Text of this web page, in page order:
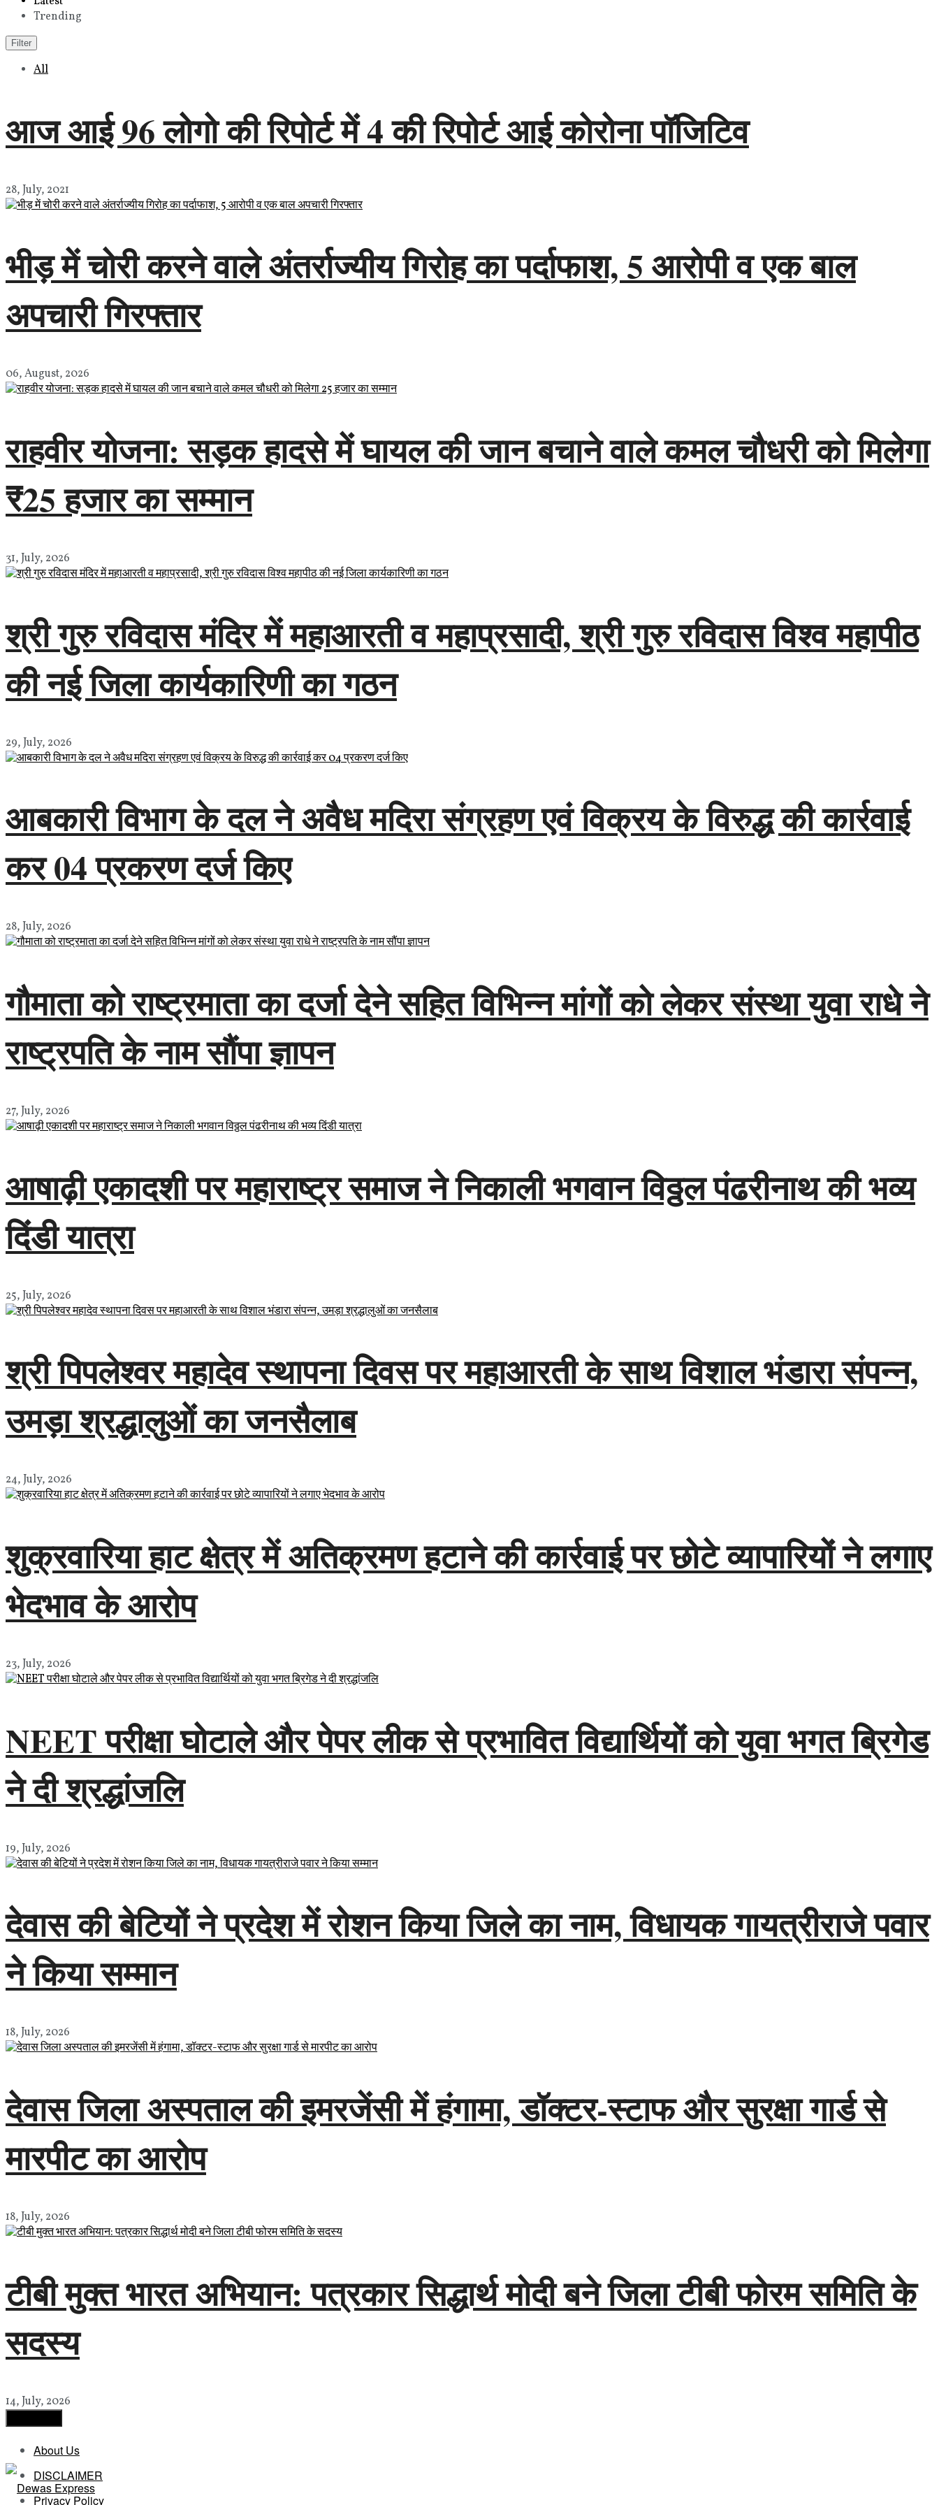
Trending
Filter
All
आज आई 96 लोगो की रिपोर्ट में 4 की रिपोर्ट आई कोरोना पॉजिटिव
28, July, 2021
भीड़ में चोरी करने वाले अंतर्राज्यीय गिरोह का पर्दाफाश, 5 आरोपी व एक बाल
अपचारी गिरफ्तार
06, August, 2026
राहवीर योजना: सड़क हादसे में घायल की जान बचाने वाले कमल चौधरी को मिलेगा
₹25 हजार का सम्मान
31, July, 2026
श्री गुरु रविदास मंदिर में महाआरती व महाप्रसादी, श्री गुरु रविदास विश्व महापीठ
की नई जिला कार्यकारिणी का गठन
29, July, 2026
आबकारी विभाग के दल ने अवैध मदिरा संग्रहण एवं विक्रय के विरुद्ध की कार्रवाई
कर 04 प्रकरण दर्ज किए
28, July, 2026
गौमाता को राष्ट्रमाता का दर्जा देने सहित विभिन्न मांगों को लेकर संस्था युवा राधे ने
राष्ट्रपति के नाम सौंपा ज्ञापन
27, July, 2026
आषाढ़ी एकादशी पर महाराष्ट्र समाज ने निकाली भगवान विठ्ठल पंढरीनाथ की भव्य
दिंडी यात्रा
25, July, 2026
श्री पिपलेश्वर महादेव स्थापना दिवस पर महाआरती के साथ विशाल भंडारा संपन्न,
उमड़ा श्रद्धालुओं का जनसैलाब
24, July, 2026
शुक्रवारिया हाट क्षेत्र में अतिक्रमण हटाने की कार्रवाई पर छोटे व्यापारियों ने लगाए
भेदभाव के आरोप
23, July, 2026
NEET परीक्षा घोटाले और पेपर लीक से प्रभावित विद्यार्थियों को युवा भगत ब्रिगेड
ने दी श्रद्धांजलि
19, July, 2026
देवास की बेटियों ने प्रदेश में रोशन किया जिले का नाम, विधायक गायत्रीराजे पवार
ने किया सम्मान
18, July, 2026
देवास जिला अस्पताल की इमरजेंसी में हंगामा, डॉक्टर-स्टाफ और सुरक्षा गार्ड से
मारपीट का आरोप
18, July, 2026
टीबी मुक्त भारत अभियान: पत्रकार सिद्धार्थ मोदी बने जिला टीबी फोरम समिति के
सदस्य
14, July, 2026
About Us
DISCLAIMER
Privacy Policy